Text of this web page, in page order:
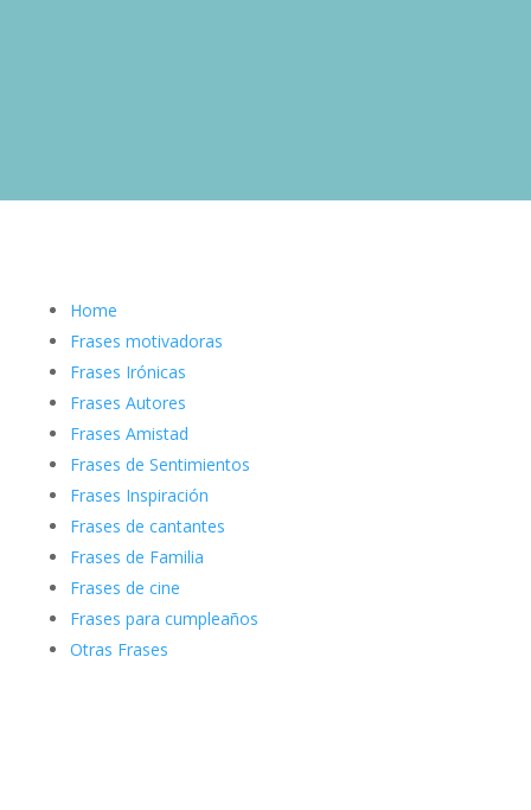
Home
Frases motivadoras
Frases Irónicas
Frases Autores
Frases Amistad
Frases de Sentimientos
Frases Inspiración
Frases de cantantes
Frases de Familia
Frases de cine
Frases para cumpleaños
Otras Frases